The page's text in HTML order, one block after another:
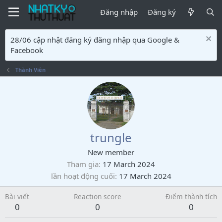
Đăng nhập Đăng ký
28/06 cập nhật đăng ký đăng nhập qua Google &
Facebook
Thành Viên
trungle
New member
Tham gia 17 March 2024
lần hoạt động cuối 17 March 2024
Bài viết
0
Reaction score
0
Điểm thành tích
0